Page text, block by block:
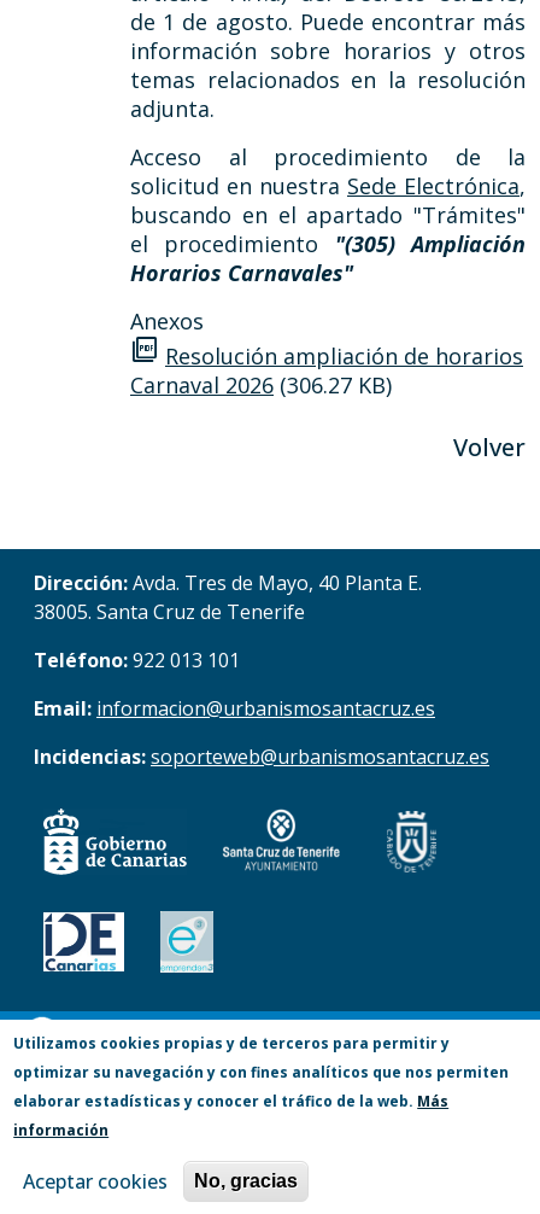
de 1 de agosto. Puede encontrar más
información sobre horarios y otros
temas relacionados en la resolución
adjunta.
Acceso al procedimiento de la
solicitud en nuestra Sede Electrónica,
buscando en el apartado "Trámites"
el procedimiento "(305) Ampliación
Horarios Carnavales"
Anexos
picture_as_pdf Resolución ampliación de horarios
Carnaval 2026 (306.27 KB)
Volver
Dirección:Avda. Tres de Mayo, 40 Planta E.
38005. Santa Cruz de Tenerife
Teléfono:922 013 101
Email: informacion@urbanismosantacruz.es
Incidencias:soporteweb@urbanismosantacruz.es
© Copyright 2017. Todos los derechos
reservados.
Accesibilidad
Política de Cookies
Canal Denuncia (lucha antifraude)
Utilizamos cookies propias y de terceros para permitir y
optimizar su navegación y con fines analíticos que nos permiten
elaborar estadísticas y conocer el tráfico de la web. Más
información
Aceptar cookies No, gracias